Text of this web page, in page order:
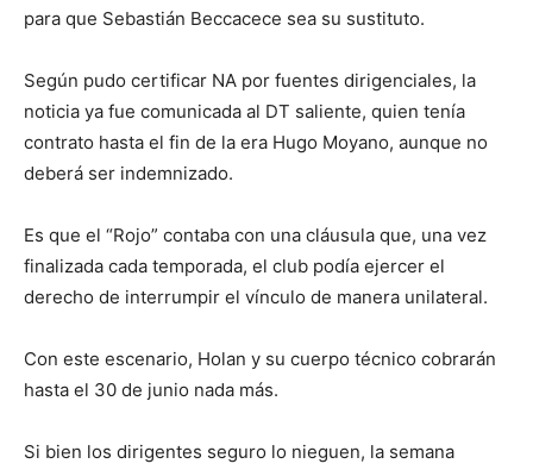
para que Sebastián Beccacece sea su sustituto.
Según pudo certificar NA por fuentes dirigenciales, la
noticia ya fue comunicada al DT saliente, quien tenía
contrato hasta el fin de la era Hugo Moyano, aunque no
deberá ser indemnizado.
Es que el “Rojo” contaba con una cláusula que, una vez
finalizada cada temporada, el club podía ejercer el
derecho de interrumpir el vínculo de manera unilateral.
Con este escenario, Holan y su cuerpo técnico cobrarán
hasta el 30 de junio nada más.
Si bien los dirigentes seguro lo nieguen, la semana